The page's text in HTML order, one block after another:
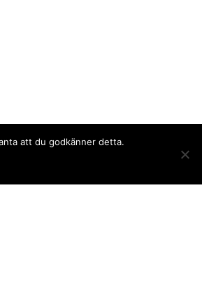
att du godkänner detta.